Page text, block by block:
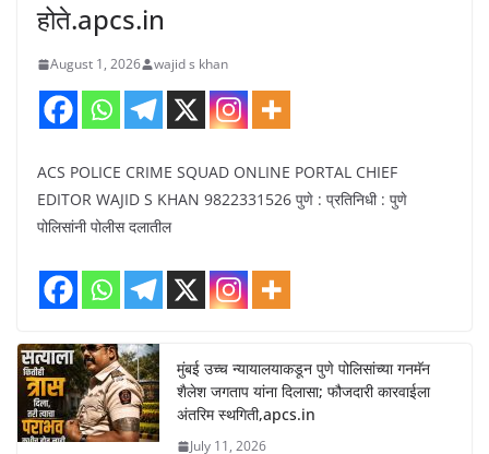
होते.apcs.in
August 1, 2026 wajid s khan
ACS POLICE CRIME SQUAD ONLINE PORTAL CHIEF
EDITOR WAJID S KHAN 9822331526 पुणे : प्रतिनिधी : पुणे
पोलिसांनी पोलीस दलातील
मुंबई उच्च न्यायालयाकडून पुणे पोलिसांच्या गनमॅन
शैलेश जगताप यांना दिलासा; फौजदारी कारवाईला
अंतरिम स्थगिती,apcs.in
July 11, 2026